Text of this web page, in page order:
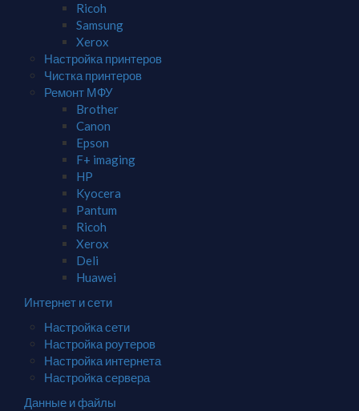
Ricoh
Samsung
Xerox
Настройка принтеров
Чистка принтеров
Ремонт МФУ
Brother
Canon
Epson
F+ imaging
HP
Kyocera
Pantum
Ricoh
Xerox
Deli
Huawei
Интернет и сети
Настройка сети
Настройка роутеров
Настройка интернета
Настройка сервера
Данные и файлы